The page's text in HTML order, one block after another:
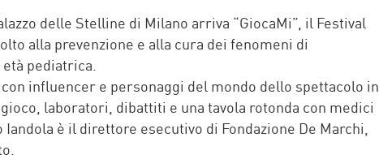
delle Stelline di Milano arriva “GiocaMi”, il Festival
alla prevenzione e alla cura dei fenomeni di
pediatrica.
influencer e personaggi del mondo dello spettacolo in
laboratori, dibattiti e una tavola rotonda con medici
è il direttore esecutivo di Fondazione De Marchi,